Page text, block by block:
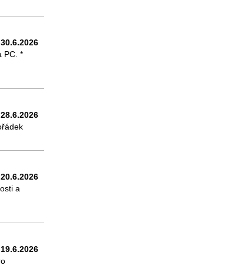
30.6.2026
PC. *
28.6.2026
20.6.2026
a
19.6.2026